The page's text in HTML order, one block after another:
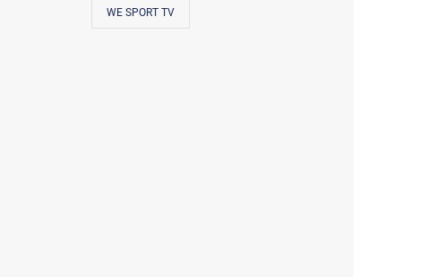
WE SPORT TV